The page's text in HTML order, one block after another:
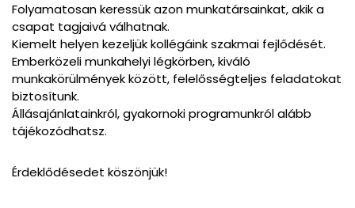
Folyamatosan keressük azon munkatársainkat, akik a
csapat tagjaivá válhatnak.
Kiemelt helyen kezeljük kollégáink szakmai fejlődését.
Emberközeli munkahelyi légkörben, kiváló
munkakörülmények között, felelősségteljes feladatokat
biztosítunk.
Állásajánlatainkról, gyakornoki programunkról alább
tájékozódhatsz.
Érdeklődésedet köszönjük!